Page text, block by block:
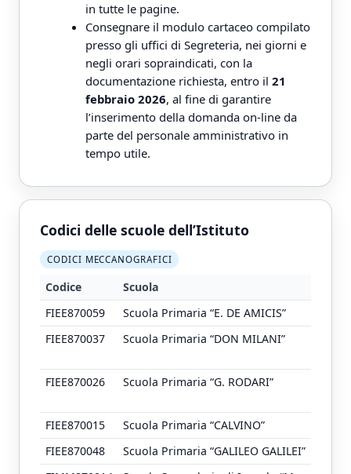
in tutte le pagine.
Consegnare il modulo cartaceo compilato
presso gli uffici di Segreteria, nei giorni e
negli orari sopraindicati, con la
documentazione richiesta, entro il 21
febbraio 2026, al fine di garantire
l’inserimento della domanda on-line da
parte del personale amministrativo in
tempo utile.
Codici delle scuole dell’Istituto
CODICI MECCANOGRAFICI
Codice Scuola
FIEE870059
Scuola Primaria “E. DE AMICIS”
FIEE870037
Scuola Primaria “DON MILANI”
FIEE870026
Scuola Primaria “G. RODARI”
FIEE870015
Scuola Primaria “CALVINO”
FIEE870048
Scuola Primaria “GALILEO GALILEI”